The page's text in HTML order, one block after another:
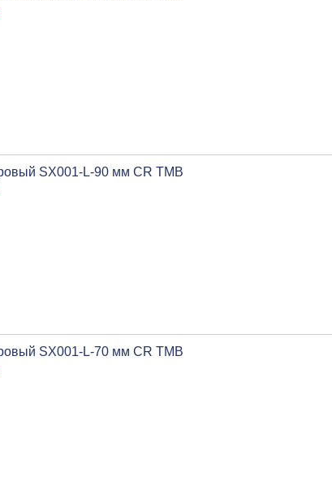
SX001-L-90 мм CR ТМВ
SX001-L-70 мм CR ТМВ